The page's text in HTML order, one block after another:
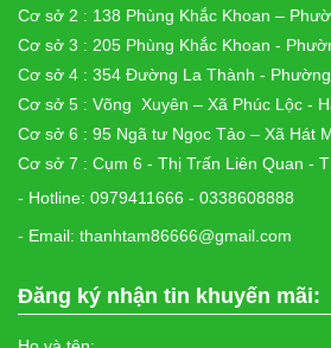
Cơ sở 2 : 138 Phùng Khắc Khoan –
Cơ sở 3 : 205 Phùng Khắc Khoan -
Cơ sở 4 : 354 Đường La Thành -
Cơ sở 5 : Võng Xuyên – Xã Phúc Lộc -
Cơ sở 6 : 95 Ngã tư Ngọc Tảo – Xã Hát
Cơ sở 7 : Cụm 6 - Thị Trấn Liên Quan -
- Hotline: 0979411666 - 0338608888
- Email: thanhtam86666@gmail.com
Đăng ký nhận tin khuyến mãi: